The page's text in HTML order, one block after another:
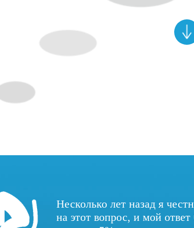
Несколько лет назад я
на этот вопрос, и мой